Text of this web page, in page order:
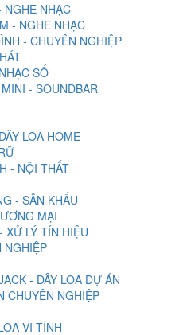
NGHE NHẠC
- NGHE NHẠC
- CHUYÊN NGHIỆP
SỐ
- SOUNDBAR
LOA HOME
- NỘI THẤT
- SÂN KHẤU
MẠI
XỬ LÝ TÍN HIỆU
NGHIỆP
- DÂY LOA DỰ ÁN
CHUYÊN NGHIỆP
VI TÍNH